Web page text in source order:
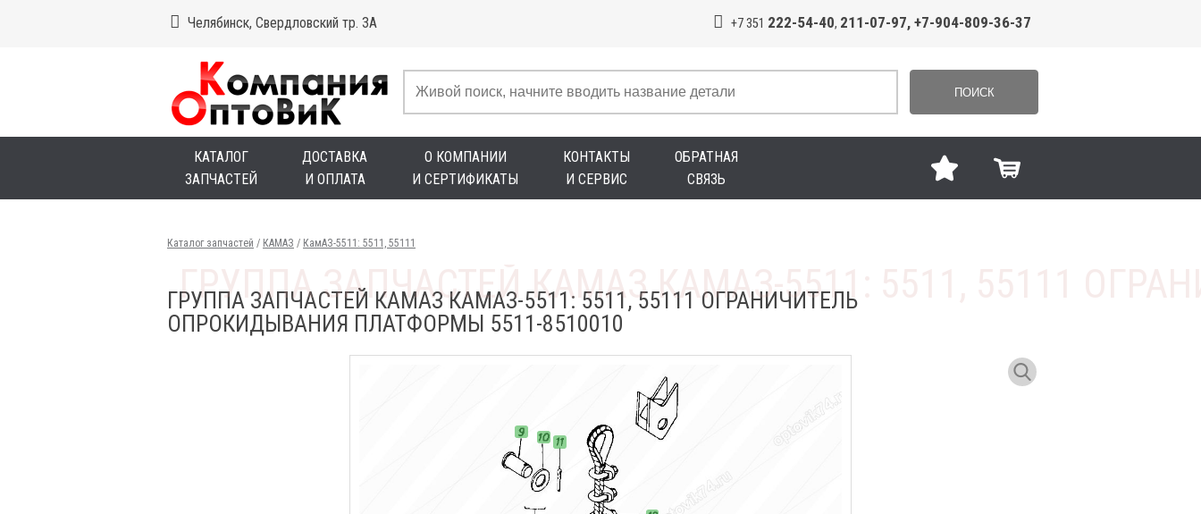
Челябинск, Свердловский тр. 3А +7 351 222-54-40, 211-07-97, +7-904-809-36-37
ПОИСК
КАТАЛОГ
ЗАПЧАСТЕЙ
ДОСТАВКА
И ОПЛАТА
О КОМПАНИИ
И СЕРТИФИКАТЫ
КОНТАКТЫ
И СЕРВИС
ОБРАТНАЯ
СВЯЗЬ
Каталог запчастей / КАМАЗ / КамАЗ-5511: 5511, 55111
ГРУППА ЗАПЧАСТЕЙ КАМАЗ КАМАЗ-5511: 5511, 55111 ОГРАНИЧИТЕЛЬ
ОПРОКИДЫВАНИЯ ПЛАТФОРМЫ 5511-8510010